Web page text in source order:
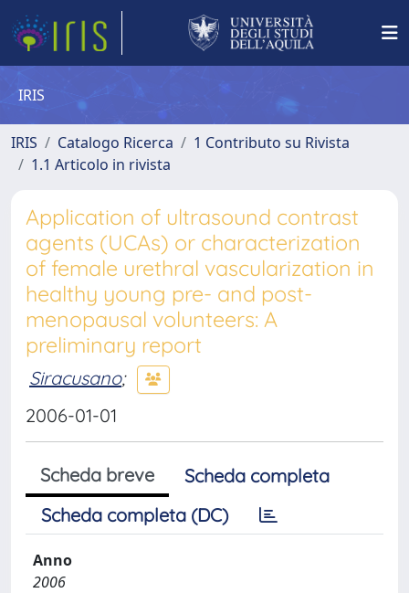
IRIS
IRIS Catalogo Ricerca
1 Contributo su Rivista
1.1 Articolo in rivista
Application of ultrasound contrast
agents (UCAs) or characterization
of female urethral vascularization in
healthy young pre- and post-
menopausal volunteers: A
preliminary report
Siracusano;
2006-01-01
Scheda breve
Scheda completa
Scheda completa (DC)
Anno
2006